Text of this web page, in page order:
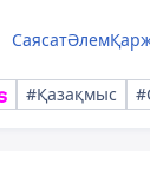
СаясатӘлем
#Қазақмыс